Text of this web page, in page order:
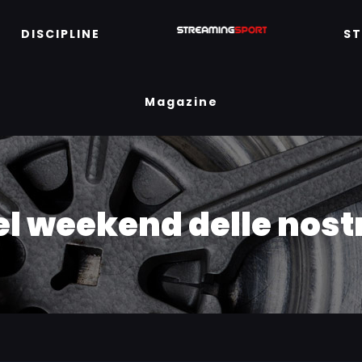
DISCIPLINE
Magazine
weekend delle